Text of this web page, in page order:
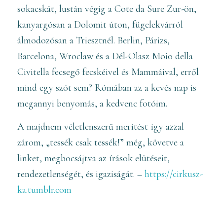
sokacskát, lustán végig a Cote da Sure Zur-ön,
kanyargósan a Dolomit úton, fügelekvárról
álmodozósan a Triesztnél. Berlin, Párizs,
Barcelona, Wroclaw és a Dél-Olasz Moio della
Civitella fecsegő fecskéivel és Mammáival, erről
mind egy szót sem? Rómában az a kevés nap is
megannyi benyomás, a kedvenc fotóim.
A majdnem véletlenszerű merítést így azzal
zárom, „tessék csak tessék!” még, követve a
linket, megbocsájtva az írások elütéseit,
rendezetlenségét, és igaziságát. – https://cirkusz-
ka.tumblr.com